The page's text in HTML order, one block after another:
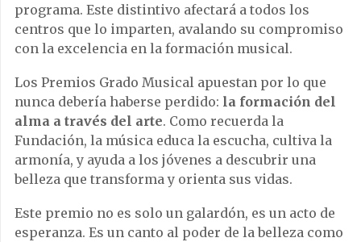
programa. Este distintivo afectará a todos los
centros que lo imparten, avalando su compromiso
con la excelencia en la formación musical.
Los Premios Grado Musical apuestan por lo que
nunca debería haberse perdido: la formación del
alma a través del arte. Como recuerda la
Fundación, la música educa la escucha, cultiva la
armonía, y ayuda a los jóvenes a descubrir una
belleza que transforma y orienta sus vidas.
Este premio no es solo un galardón, es un acto de
esperanza. Es un canto al poder de la belleza como